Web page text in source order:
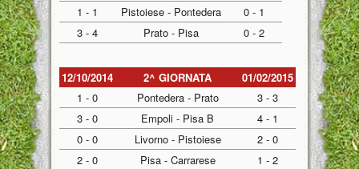
1 - 1
Pistoiese - Pontedera
0 - 1
3 - 4
Prato - Pisa 0 - 2
12/10/2014 2^ GIORNATA
01/02/2015
1 - 0
Pontedera - Prato
3 - 3
3 - 0
Empoli - Pisa B
4 - 1
0 - 0
Livorno - Pistoiese
2 - 0
2 - 0
Pisa - Carrarese
1 - 2